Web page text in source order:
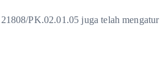
PK.02.01.05 juga telah mengatur